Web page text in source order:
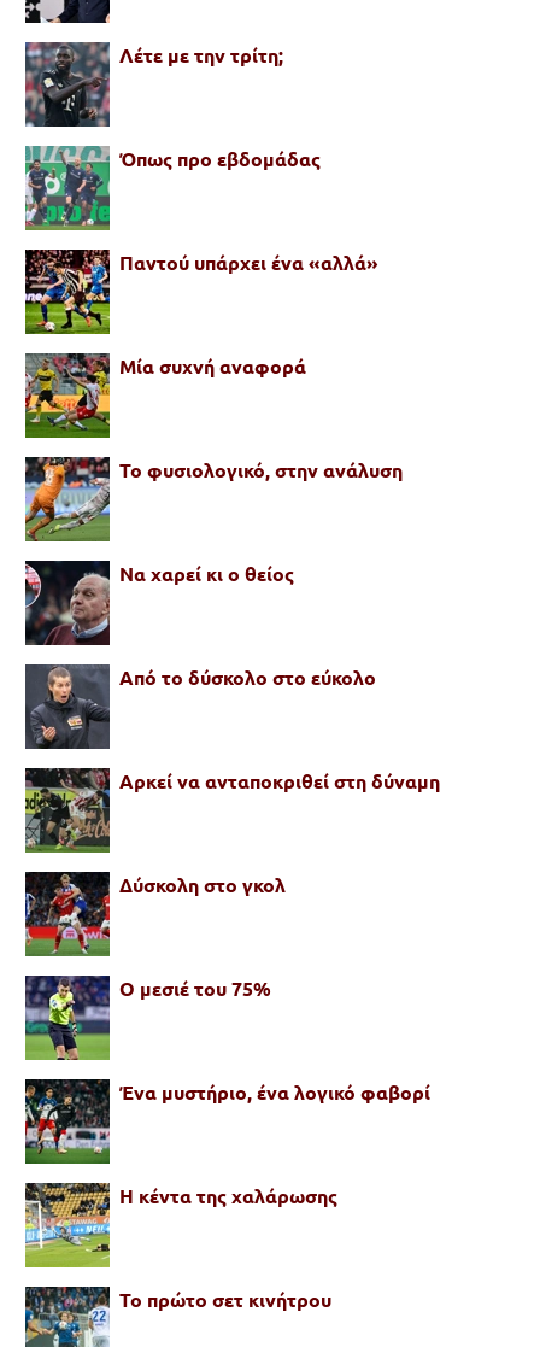
Λέτε με την τρίτη;
Όπως προ εβδομάδας
Παντού υπάρχει ένα «αλλά»
Μία συχνή αναφορά
Το φυσιολογικό, στην ανάλυση
Να χαρεί κι ο θείος
Από το δύσκολο στο εύκολο
Αρκεί να ανταποκριθεί στη δύναμη
Δύσκολη στο γκολ
Ο μεσιέ του 75%
Ένα μυστήριο, ένα λογικό φαβορί
H κέντα της χαλάρωσης
Το πρώτο σετ κινήτρου